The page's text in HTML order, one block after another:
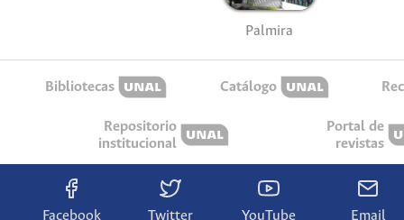
Palmira
Bibliotecas Catálogo
Repositorio
institucional
Portal de
revistas
Facebook Twitter YouTube Email